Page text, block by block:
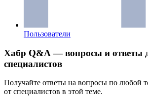
Пользователи
Хабр Q&A — вопросы и ответы
специалистов
Получайте ответы на вопросы по любой
от специалистов в этой теме.